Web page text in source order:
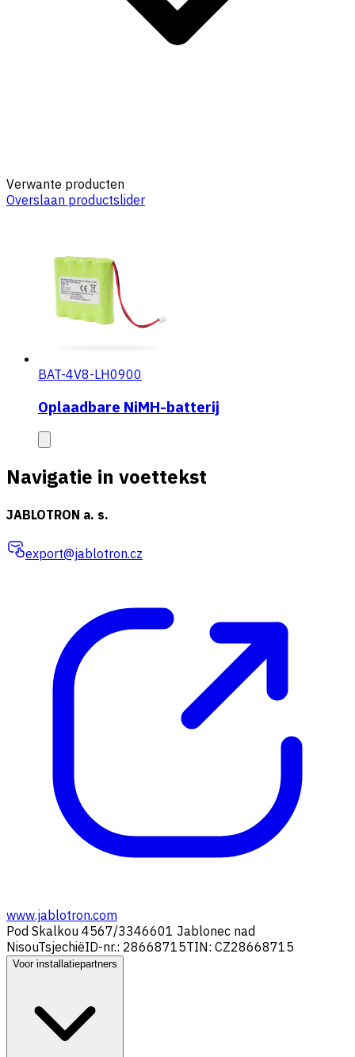
Verwante producten
Overslaan productslider
BAT-4V8-LH0900
Oplaadbare NiMH-batterij
Navigatie in voettekst
JABLOTRON a. s.
export@jablotron.cz
www.jablotron.com
Pod Skalkou 4567/3346601 Jablonec nad
NisouTsjechiëID-nr.: 28668715TIN: CZ28668715
Voor installatiepartners